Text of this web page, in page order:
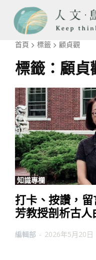
首頁 標籤 顧貞觀
標籤： 顧貞
知識專欄
打卡、按讚，
芳教授剖析古
編輯部 - 2026年5月20日